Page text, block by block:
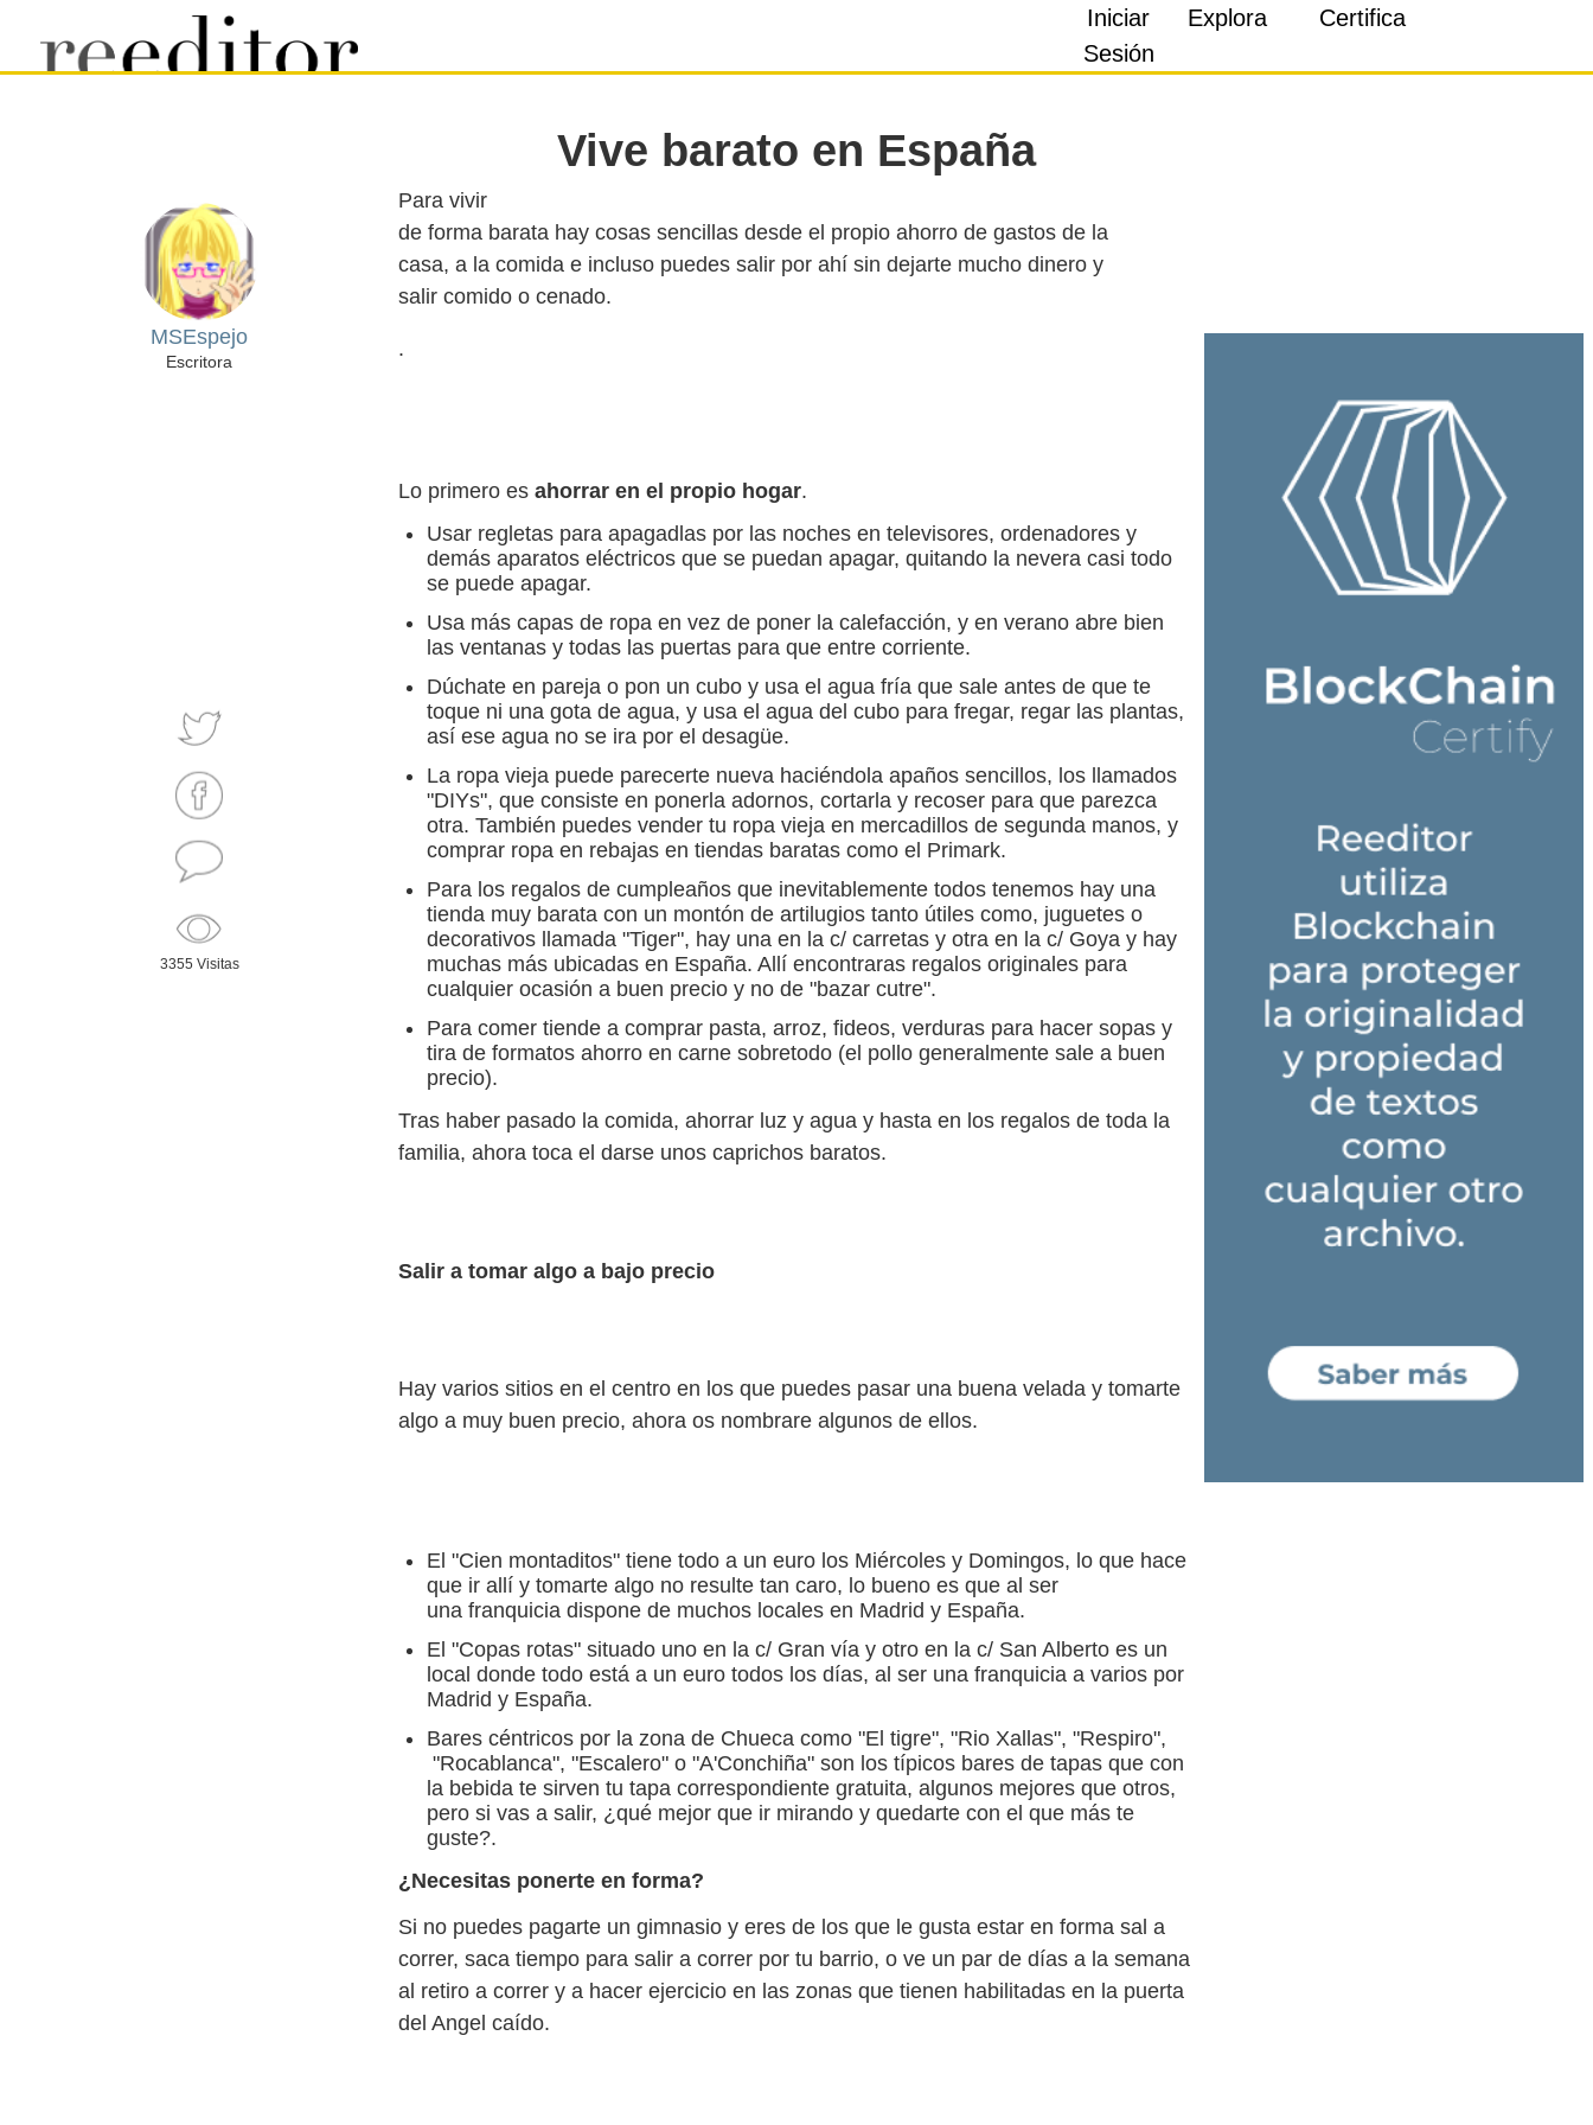
Iniciar
Sesión
Explora Certifica
MSEspejo
Escritora
Vive barato en España
Para vivir
de forma barata hay cosas sencillas desde el propio ahorro de gastos de la
casa, a la comida e incluso puedes salir por ahí sin dejarte mucho dinero y
3355 Visitas
.
Lo primero es ahorrar en el propio hogar.
Usar regletas para apagadlas por las noches en televisores, ordenadores y
demás aparatos eléctricos que se puedan apagar, quitando la nevera casi todo
se puede apagar.
Usa más capas de ropa en vez de poner la calefacción, y en verano abre bien
las ventanas y todas las puertas para que entre corriente.
Dúchate en pareja o pon un cubo y usa el agua fría que sale antes de que te
toque ni una gota de agua, y usa el agua del cubo para fregar, regar las plantas,
así ese agua no se ira por el desagüe.
La ropa vieja puede parecerte nueva haciéndola apaños sencillos, los llamados
"DIYs", que consiste en ponerla adornos, cortarla y recoser para que parezca
otra. También puedes vender tu ropa vieja en mercadillos de segunda manos, y
comprar ropa en rebajas en tiendas baratas como el Primark.
Para los regalos de cumpleaños que inevitablemente todos tenemos hay una
tienda muy barata con un montón de artilugios tanto útiles como, juguetes o
decorativos llamada "Tiger", hay una en la c/ carretas y otra en la c/ Goya y hay
muchas más ubicadas en España. Allí encontraras regalos originales para
cualquier ocasión a buen precio y no de "bazar cutre".
Para comer tiende a comprar pasta, arroz, fideos, verduras para hacer sopas y
tira de formatos ahorro en carne sobretodo (el pollo generalmente sale a buen
precio).
Tras haber pasado la comida, ahorrar luz y agua y hasta en los regalos de toda la
familia, ahora toca el darse unos caprichos baratos.
Salir a tomar algo a bajo precio
Hay varios sitios en el centro en los que puedes pasar una buena velada y tomarte
algo a muy buen precio, ahora os nombrare algunos de ellos.
El "Cien montaditos" tiene todo a un euro los Miércoles y Domingos, lo que hace
que ir allí y tomarte algo no resulte tan caro, lo bueno es que al ser
una franquicia dispone de muchos locales en Madrid y España.
El "Copas rotas" situado uno en la c/ Gran vía y otro en la c/ San Alberto es un
local donde todo está a un euro todos los días, al ser una franquicia a varios por
Madrid y España.
Bares céntricos por la zona de Chueca como "El tigre", "Rio Xallas", "Respiro",
"Rocablanca", "Escalero" o "A'Conchiña" son los típicos bares de tapas que con
la bebida te sirven tu tapa correspondiente gratuita, algunos mejores que otros,
pero si vas a salir, ¿qué mejor que ir mirando y quedarte con el que más te
guste?.
¿Necesitas ponerte en forma?
Si no puedes pagarte un gimnasio y eres de los que le gusta estar en forma sal a
correr, saca tiempo para salir a correr por tu barrio, o ve un par de días a la semana
al retiro a correr y a hacer ejercicio en las zonas que tienen habilitadas en la puerta
del Angel caído.